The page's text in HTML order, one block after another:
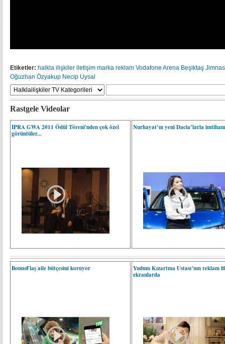
Etiketler: halkla ilişkiler iletişim marka reklam Vodafone Arena Beşiktaş
Oğuzhan Özyakup Necip Uysal
Rastgele Videolar
IPRA GWA 2011 Ödül Töreni'nden çok özel
görüntüler...
Nurhayat’ın yeni Dacia’larla
BonusFlaş aile bütçesini koruyor
Yudum Kızartma Ustası’nın reklam
ekranlarda